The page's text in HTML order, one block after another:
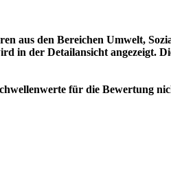
aus den Bereichen Umwelt,
in der Detailansicht
für die Bewertung